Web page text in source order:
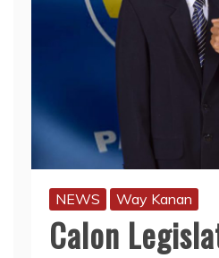
NEWS Way Kanan
Calon